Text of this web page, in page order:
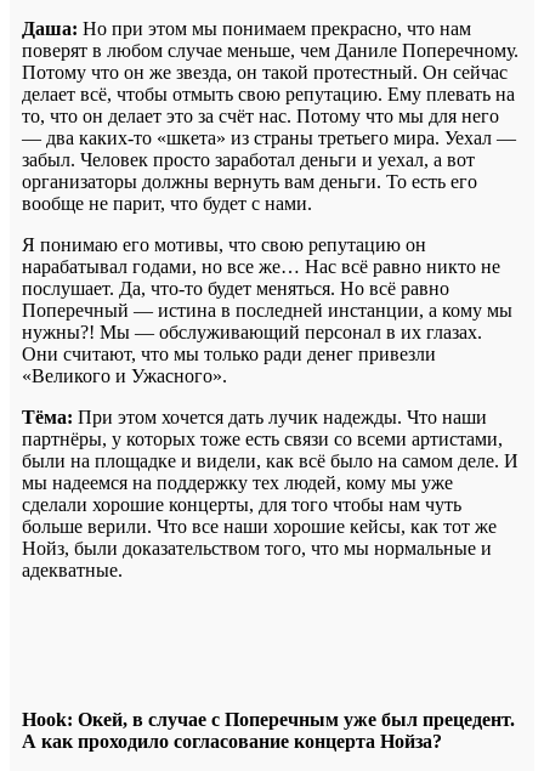
Даша: Но при этом мы понимаем прекрасно, что нам
поверят в любом случае меньше, чем Даниле Поперечному.
Потому что он же звезда, он такой протестный. Он сейчас
делает всё, чтобы отмыть свою репутацию. Ему плевать на
то, что он делает это за счёт нас. Потому что мы для него
— два каких-то «шкета» из страны третьего мира. Уехал —
забыл. Человек просто заработал деньги и уехал, а вот
организаторы должны вернуть вам деньги. То есть его
вообще не парит, что будет с нами.
Я понимаю его мотивы, что свою репутацию он
нарабатывал годами, но все же… Нас всё равно никто не
послушает. Да, что-то будет меняться. Но всё равно
Поперечный — истина в последней инстанции, а кому мы
нужны?! Мы — обслуживающий персонал в их глазах.
Они считают, что мы только ради денег привезли
«Великого и Ужасного».
Тёма: При этом хочется дать лучик надежды. Что наши
партнёры, у которых тоже есть связи со всеми артистами,
были на площадке и видели, как всё было на самом деле. И
мы надеемся на поддержку тех людей, кому мы уже
сделали хорошие концерты, для того чтобы нам чуть
больше верили. Что все наши хорошие кейсы, как тот же
Нойз, были доказательством того, что мы нормальные и
адекватные.
Hook: Окей, в случае с Поперечным уже был прецедент.
А как проходило согласование концерта Нойза?